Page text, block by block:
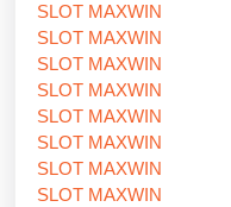
SLOT MAXWIN
SLOT MAXWIN
SLOT MAXWIN
SLOT MAXWIN
SLOT MAXWIN
SLOT MAXWIN
SLOT MAXWIN
SLOT MAXWIN